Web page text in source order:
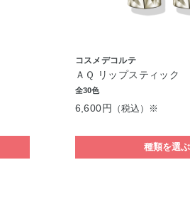
コスメデコルテ
ＡＱ リップスティック
全30色
6,600円 （税込）※
種類を選ぶ